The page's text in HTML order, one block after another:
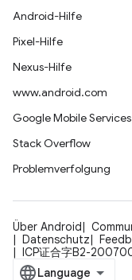
Android-Hilfe
Pixel-Hilfe
Nexus-Hilfe
www.android.com
Google Mobile Services
Stack Overflow
Problemverfolgung
Über Android
Datenschutz
ICP证合字B2-